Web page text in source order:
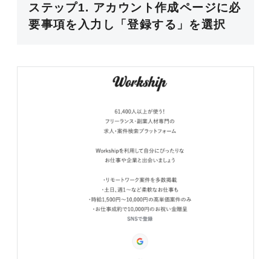
ステップ1. アカウント作成ページに必
要事項を入力し「登録する」を選択